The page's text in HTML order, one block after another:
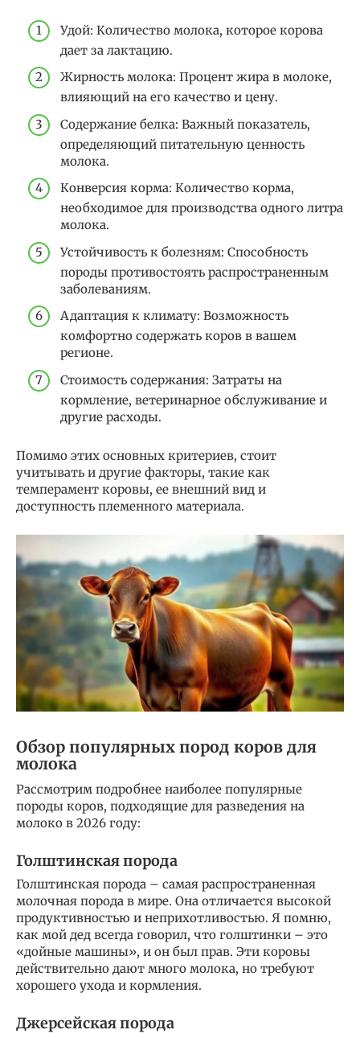
Удой: Количество молока, которое корова
дает за лактацию.
Жирность молока: Процент жира в молоке,
влияющий на его качество и цену.
Содержание белка: Важный показатель,
определяющий питательную ценность
молока.
Конверсия корма: Количество корма,
необходимое для производства одного литра
молока.
Устойчивость к болезням: Способность
породы противостоять распространенным
заболеваниям.
Адаптация к климату: Возможность
комфортно содержать коров в вашем
регионе.
Стоимость содержания: Затраты на
кормление, ветеринарное обслуживание и
другие расходы.
Помимо этих основных критериев, стоит
учитывать и другие факторы, такие как
темперамент коровы, ее внешний вид и
доступность племенного материала.
Обзор популярных пород коров для
молока
Рассмотрим подробнее наиболее популярные
породы коров, подходящие для разведения на
молоко в 2026 году:
Голштинская порода
Голштинская порода – самая распространенная
молочная порода в мире. Она отличается высокой
продуктивностью и неприхотливостью. Я помню,
как мой дед всегда говорил, что голштинки – это
«дойные машины», и он был прав. Эти коровы
действительно дают много молока, но требуют
хорошего ухода и кормления.
Джерсейская порода